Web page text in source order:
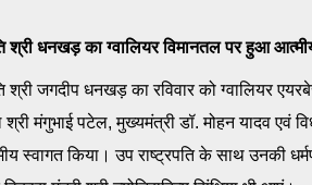
श्री धनखड़ का ग्वालियर विमानतल पर हुआ
श्री जगदीप धनखड़ का रविवार को ग्वालियर
श्री मंगुभाई पटेल, मुख्यमंत्री डॉ. मोहन यादव एवं
स्वागत किया। उप राष्ट्रपति के साथ उनकी